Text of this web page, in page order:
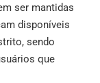
ser mantidas
disponíveis
sendo
que